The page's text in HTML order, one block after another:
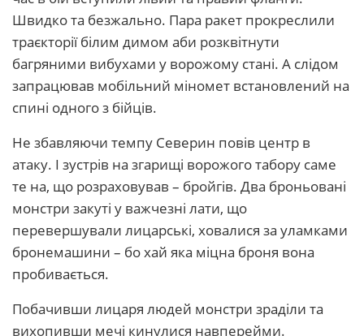
Швидко та безжально. Пара ракет прокреслили
траєкторії білим димом аби розквітнути
багряними вибухами у ворожому стані. А слідом
запрацював мобільний міномет встановлений на
спині одного з бійців.
Не збавляючи темпу Северин повів центр в
атаку. І зустрів на згарищі ворожого табору саме
те на, що розраховував – бройгів. Два броньовані
монстри закуті у важчезні лати, що
перевершували лицарські, ховалися за уламками
бронемашини – бо хай яка міцна броня вона
пробивається.
Побачивши лицаря людей монстри зраділи та
вихопивши мечі кинулися навперейми.